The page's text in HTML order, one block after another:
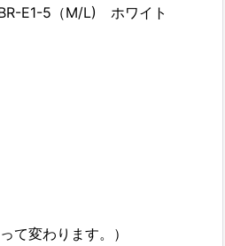
E1-5（M/L) ホワイト
て変わります。）